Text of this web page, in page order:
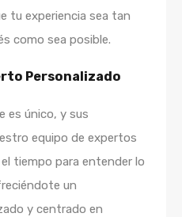
tu experiencia sea tan
como sea posible.
Personalizado
es único, y sus
equipo de expertos
tiempo para entender lo
un
y centrado en